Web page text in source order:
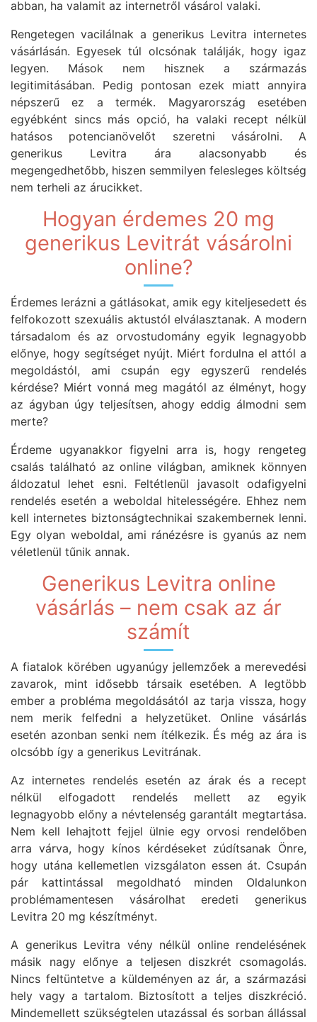
abban, ha valamit az internetről vásárol valaki.
Rengetegen vacilálnak a generikus Levitra internetes
vásárlásán. Egyesek túl olcsónak találják, hogy igaz
legyen. Mások nem hisznek a származás
legitimitásában. Pedig pontosan ezek miatt annyira
népszerű ez a termék. Magyarország esetében
egyébként sincs más opció, ha valaki recept nélkül
hatásos potencianövelőt szeretni vásárolni. A
generikus Levitra ára alacsonyabb és
megengedhetőbb, hiszen semmilyen felesleges költség
nem terheli az árucikket.
Hogyan érdemes 20 mg
generikus Levitrát vásárolni
online?
Érdemes lerázni a gátlásokat, amik egy kiteljesedett és
felfokozott szexuális aktustól elválasztanak. A modern
társadalom és az orvostudomány egyik legnagyobb
előnye, hogy segítséget nyújt. Miért fordulna el attól a
megoldástól, ami csupán egy egyszerű rendelés
kérdése? Miért vonná meg magától az élményt, hogy
az ágyban úgy teljesítsen, ahogy eddig álmodni sem
merte?
Érdeme ugyanakkor figyelni arra is, hogy rengeteg
csalás található az online világban, amiknek könnyen
áldozatul lehet esni. Feltétlenül javasolt odafigyelni
rendelés esetén a weboldal hitelességére. Ehhez nem
kell internetes biztonságtechnikai szakembernek lenni.
Egy olyan weboldal, ami ránézésre is gyanús az nem
véletlenül tűnik annak.
Generikus Levitra online
vásárlás – nem csak az ár
számít
A fiatalok körében ugyanúgy jellemzőek a merevedési
zavarok, mint idősebb társaik esetében. A legtöbb
ember a probléma megoldásától az tarja vissza, hogy
nem merik felfedni a helyzetüket. Online vásárlás
esetén azonban senki nem ítélkezik. És még az ára is
olcsóbb így a generikus Levitrának.
Az internetes rendelés esetén az árak és a recept
nélkül elfogadott rendelés mellett az egyik
legnagyobb előny a névtelenség garantált megtartása.
Nem kell lehajtott fejjel ülnie egy orvosi rendelőben
arra várva, hogy kínos kérdéseket zúdítsanak Önre,
hogy utána kellemetlen vizsgálaton essen át. Csupán
pár kattintással megoldható minden Oldalunkon
problémamentesen vásárolhat eredeti generikus
Levitra 20 mg készítményt.
A generikus Levitra vény nélkül online rendelésének
másik nagy előnye a teljesen diszkrét csomagolás.
Nincs feltüntetve a küldeményen az ár, a származási
hely vagy a tartalom. Biztosított a teljes diszkréció.
Mindemellett szükségtelen utazással és sorban állással